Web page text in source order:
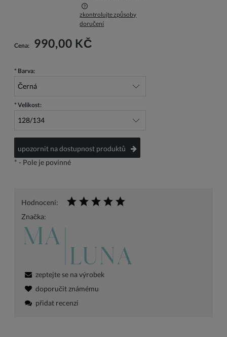
Cena nezahrnuje případné náklady na platbu
zkontrolujte způsoby
doručení
Cena: 990,00 KČ
* Barva:
* Velikost:
upozornit na dostupnost produktů
* - Pole je povinné
Hodnocení:
Značka:
zeptejte se na výrobek
doporučit známému
přidat recenzi